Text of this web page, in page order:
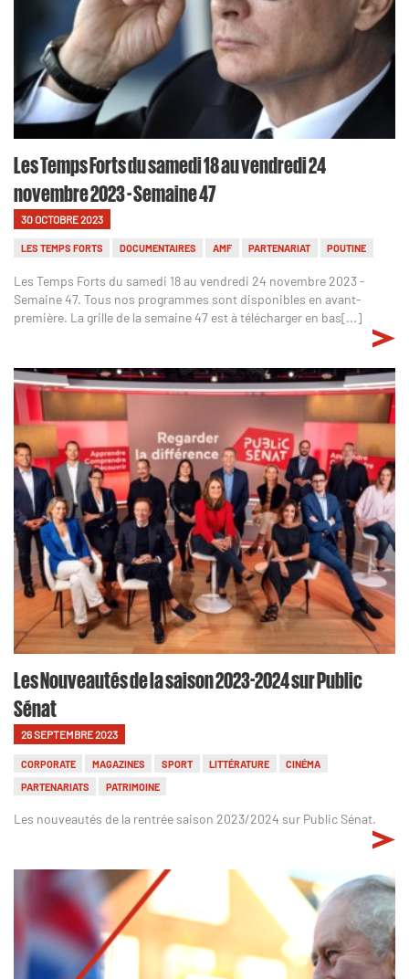
Les Temps Forts du samedi 18 au vendredi 24
novembre 2023 - Semaine 47
30 OCTOBRE 2023
LES TEMPS FORTS DOCUMENTAIRES AMF PARTENARIAT POUTINE
Les Temps Forts du samedi 18 au vendredi 24 novembre 2023 -
Semaine 47. Tous nos programmes sont disponibles en avant-
première. La grille de la semaine 47 est à télécharger en bas[...]
Les Nouveautés de la saison 2023-2024 sur Public
Sénat
26 SEPTEMBRE 2023
CORPORATE MAGAZINES SPORT LITTÉRATURE
CINÉMA
PARTENARIATS
PATRIMOINE
Les nouveautés de la rentrée saison 2023/2024 sur Public Sénat.